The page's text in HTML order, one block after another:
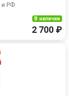
и РФ
В наличии
2 700 ₽